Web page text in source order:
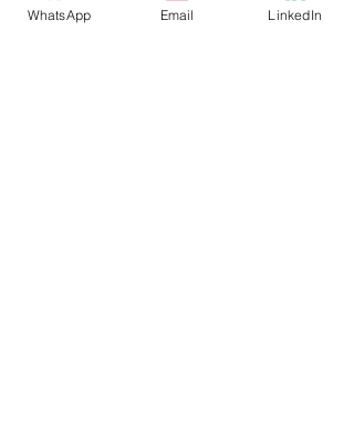
WhatsApp Email LinkedIn